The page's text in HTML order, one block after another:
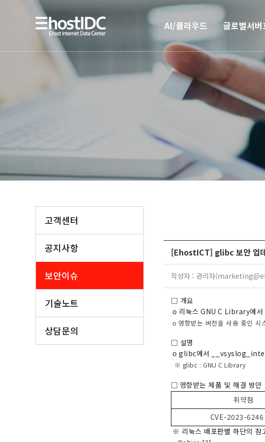
AI/클라우드
AI 인프라
AI 전용 서버호스팅
글로벌서버
해외
고객센터
공지사항
보안이슈
기술노트
상담문의
[EhostICT] glibc 보안 업
작성자 : 관리자
□ 개요
o 리눅스 GNU C Library에
o 영향받는 버전을 사용 중인
□ 설명
o glibc에서
※ glibc : GNU C Library
□ 영향받는 제품 및 해결 방안
취약점
CVE-2023-6246
※ 리눅스 배포판별 하단의 참